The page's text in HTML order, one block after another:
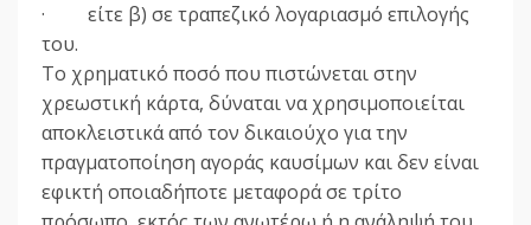
· είτε β) σε τραπεζικό λογαριασμό επιλογής
του.
Το χρηματικό ποσό που πιστώνεται στην
χρεωστική κάρτα, δύναται να χρησιμοποιείται
αποκλειστικά από τον δικαιούχο για την
πραγματοποίηση αγοράς καυσίμων και δεν είναι
εφικτή οποιαδήποτε μεταφορά σε τρίτο